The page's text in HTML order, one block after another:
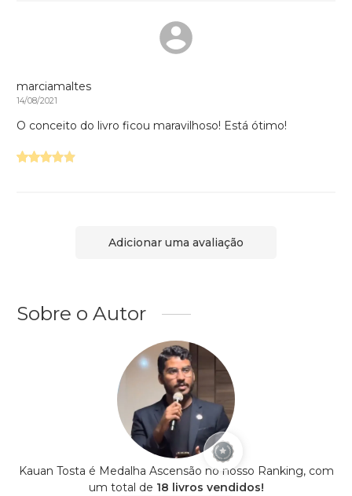
marciamaltes
14/08/2021
O conceito do livro ficou maravilhoso! Está ótimo!
Adicionar uma avaliação
Sobre o Autor
Kauan Tosta é Medalha Ascensão no nosso Ranking, com
um total de 18 livros vendidos!